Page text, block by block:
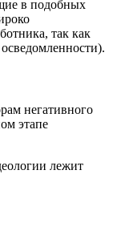
в подобных
так как
негативного
этапе
лежит